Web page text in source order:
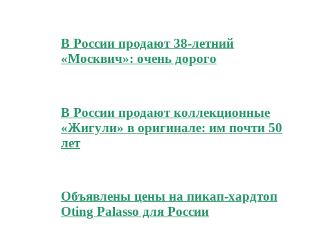
В России продают 38-летний
«Москвич»: очень дорого
В России продают коллекционные
«Жигули» в оригинале: им почти 50
лет
Объявлены цены на пикап-хардтоп
Oting Palasso для России